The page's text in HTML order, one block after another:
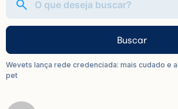
Buscar
Wevets lança rede credenciada: mais cudado e
pet